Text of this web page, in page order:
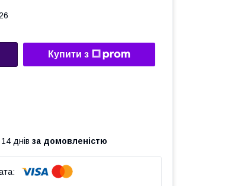
Купити з
днів за домовленістю